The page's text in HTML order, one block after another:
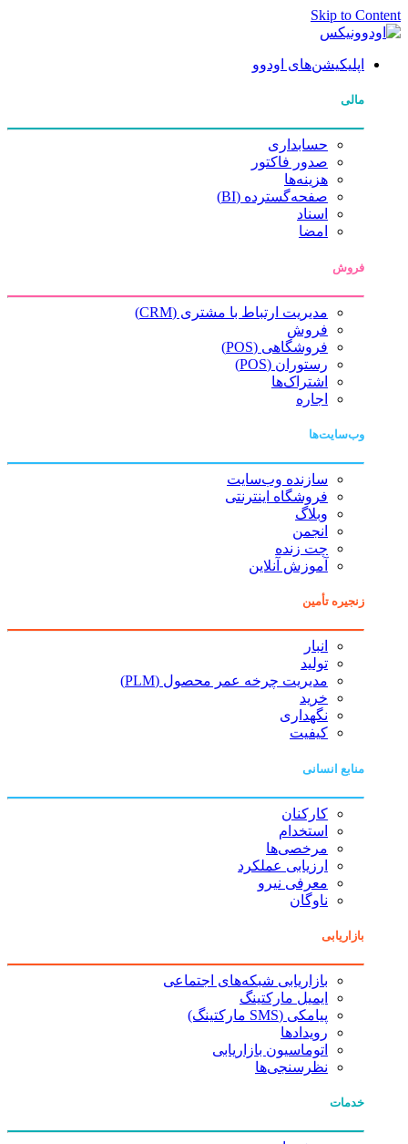
Skip to Content
اپلیکیشن‌های اودوو
مالی
حسابداری
صدور فاکتور
هزینه‌ها
صفحه‌گسترده (BI)
اسناد
امضا
فروش
مدیریت ارتباط با مشتری (CRM)
فروش
فروشگاهی (POS)
رستوران (POS)
اشتراک‌ها
اجاره
وب‌سایت‌ها
سازنده وب‌سایت
فروشگاه اینترنتی
وبلاگ
انجمن
چت زنده
آموزش آنلاین
زنجیره تأمین
انبار
تولید
مدیریت چرخه عمر محصول (PLM)
خرید
نگهداری
کیفیت
منابع انسانی
کارکنان
استخدام
مرخصی‌ها
ارزیابی عملکرد
معرفی نیرو
ناوگان
بازاریابی
بازاریابی شبکه‌های اجتماعی
ایمیل مارکتینگ
پیامکی (SMS مارکتینگ)
رویدادها
اتوماسیون بازاریابی
نظرسنجی‌ها
خدمات